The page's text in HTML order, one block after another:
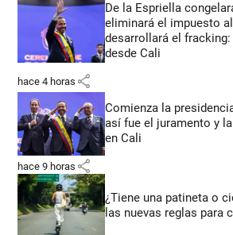
De la Espriella
eliminará el impuesto
desarrollará el
desde Cali
hace 4 horas share
Comienza la
así fue el juramento y
en Cali
hace 9 horas share
¿Tiene una patineta o
las nuevas reglas para